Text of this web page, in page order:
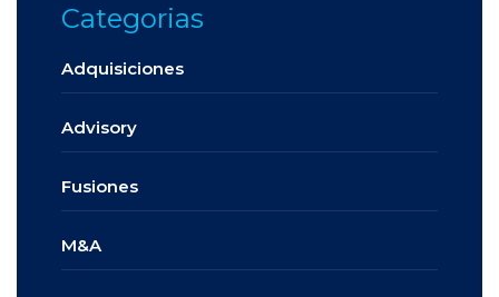
Categorias
Adquisiciones
Advisory
Fusiones
M&A